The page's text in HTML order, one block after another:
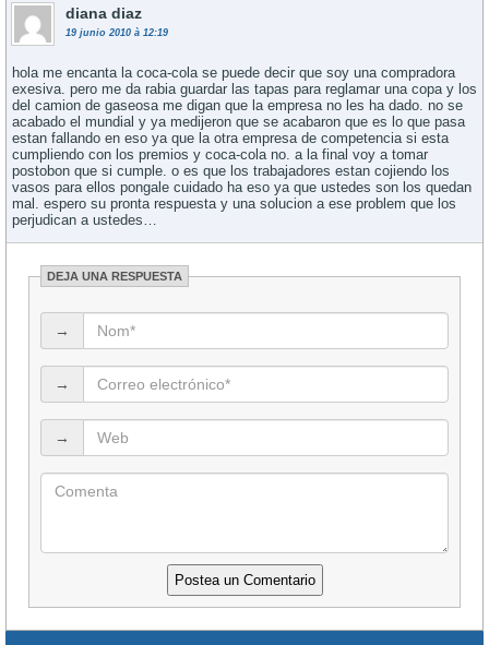
diana diaz
19 junio 2010 à 12:19
hola me encanta la coca-cola se puede decir que soy una compradora
exesiva. pero me da rabia guardar las tapas para reglamar una copa y los
del camion de gaseosa me digan que la empresa no les ha dado. no se
acabado el mundial y ya medijeron que se acabaron que es lo que pasa
estan fallando en eso ya que la otra empresa de competencia si esta
cumpliendo con los premios y coca-cola no. a la final voy a tomar
postobon que si cumple. o es que los trabajadores estan cojiendo los
vasos para ellos pongale cuidado ha eso ya que ustedes son los quedan
mal. espero su pronta respuesta y una solucion a ese problem que los
perjudican a ustedes…
DEJA UNA RESPUESTA
→
→
→